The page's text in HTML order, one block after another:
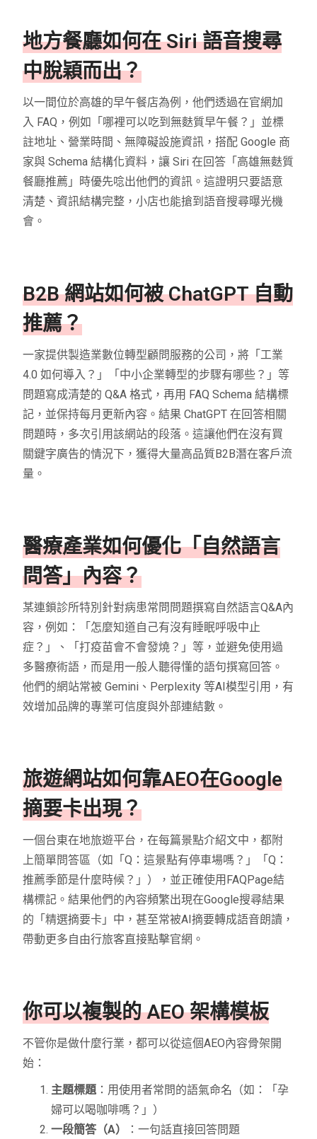
地方餐廳如何在 Siri 語音搜尋
中脫穎而出？
以一間位於高雄的早午餐店為例，他們透過在官網加
入 FAQ，例如「哪裡可以吃到無麩質早午餐？」並標
註地址、營業時間、無障礙設施資訊，搭配 Google 商
家與 Schema 結構化資料，讓 Siri 在回答「高雄無麩質
餐廳推薦」時優先唸出他們的資訊。這證明只要語意
清楚、資訊結構完整，小店也能搶到語音搜尋曝光機
會。
B2B 網站如何被 ChatGPT 自動
推薦？
一家提供製造業數位轉型顧問服務的公司，將「工業
4.0 如何導入？」「中小企業轉型的步驟有哪些？」等
問題寫成清楚的 Q&A 格式，再用 FAQ Schema 結構標
記，並保持每月更新內容。結果 ChatGPT 在回答相關
問題時，多次引用該網站的段落。這讓他們在沒有買
關鍵字廣告的情況下，獲得大量高品質B2B潛在客戶流
量。
醫療產業如何優化「自然語言
問答」內容？
某連鎖診所特別針對病患常問問題撰寫自然語言Q&A內
容，例如：「怎麼知道自己有沒有睡眠呼吸中止
症？」、「打疫苗會不會發燒？」等，並避免使用過
多醫療術語，而是用一般人聽得懂的語句撰寫回答。
他們的網站常被 Gemini、Perplexity 等AI模型引用，有
效增加品牌的專業可信度與外部連結數。
旅遊網站如何靠AEO在Google
摘要卡出現？
一個台東在地旅遊平台，在每篇景點介紹文中，都附
上簡單問答區（如「Q：這景點有停車場嗎？」「Q：
推薦季節是什麼時候？」），並正確使用FAQPage結
構標記。結果他們的內容頻繁出現在Google搜尋結果
的「精選摘要卡」中，甚至常被AI摘要轉成語音朗讀，
帶動更多自由行旅客直接點擊官網。
你可以複製的 AEO 架構模板
不管你是做什麼行業，都可以從這個AEO內容骨架開
始：
主題標題：用使用者常問的語氣命名（如：「孕
婦可以喝咖啡嗎？」）
一段簡答（A）
：一句話直接回答問題